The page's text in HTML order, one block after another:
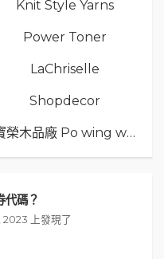
Knit Style Yarns
Power Toner
LaChriselle
Shopdecor
寶榮木品廠 Po wing wood
代碼？
上發現了